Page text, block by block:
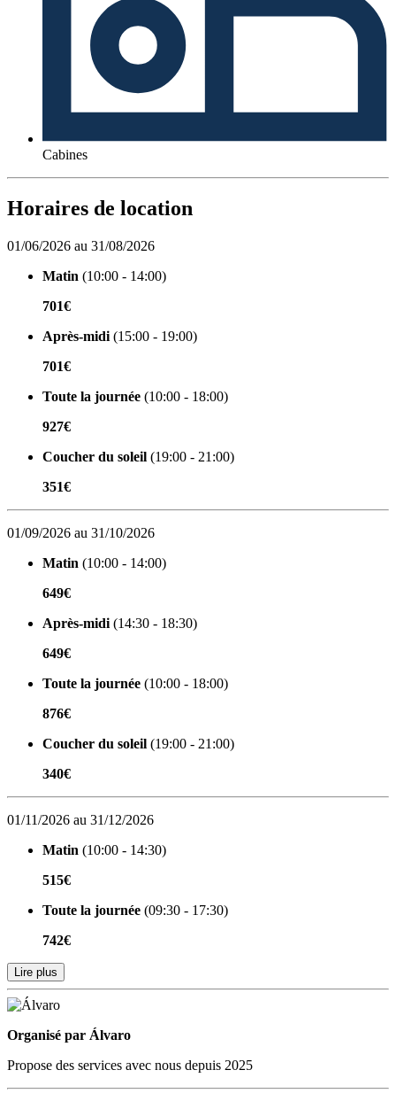
Cabines
Horaires de location
01/06/2026 au 31/08/2026
Matin (10:00 - 14:00)
701€
Après-midi (15:00 - 19:00)
701€
Toute la journée (10:00 - 18:00)
927€
Coucher du soleil (19:00 - 21:00)
351€
01/09/2026 au 31/10/2026
Matin (10:00 - 14:00)
649€
Après-midi (14:30 - 18:30)
649€
Toute la journée (10:00 - 18:00)
876€
Coucher du soleil (19:00 - 21:00)
340€
01/11/2026 au 31/12/2026
Matin (10:00 - 14:30)
515€
Toute la journée (09:30 - 17:30)
742€
Lire plus
Organisé par
Organisé par Álvaro
Propose des services avec nous depuis 2025